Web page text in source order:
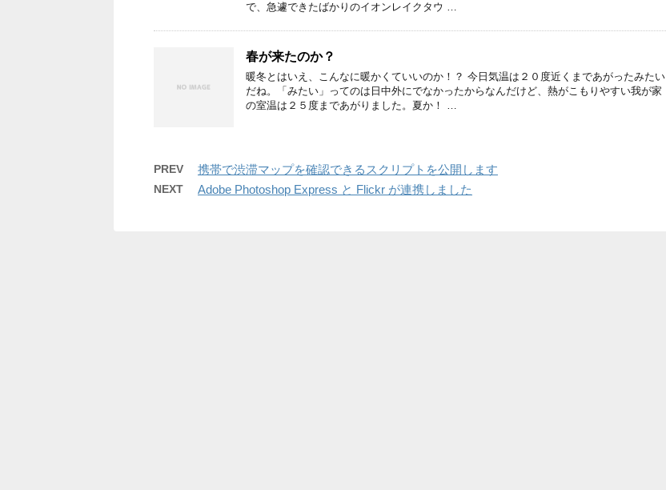
で、急遽できたばかりのイオンレイクタウ …
春が来たのか？
暖冬とはいえ、こんなに暖かくていいのか！？ 今日気温は２０度近くまであがったみたい
だね。「みたい」ってのは日中外にでなかったからなんだけど、熱がこもりやすい我が家
の室温は２５度まであがりました。夏か！ …
PREV 携帯で渋滞マップを確認できるスクリプトを公開します
NEXT Adobe Photoshop Express と Flickr が連携しました